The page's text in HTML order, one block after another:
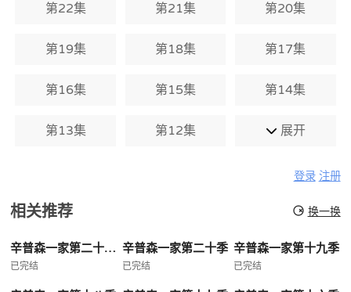
第22集 第21集 第20集
第19集 第18集 第17集
第16集 第15集 第14集
第13集 第12集 展开
登录 注册
相关推荐 换一换
辛普森一家第二十一季
已完结
辛普森一家第二十季
已完结
辛普森一家第十九季
已完结